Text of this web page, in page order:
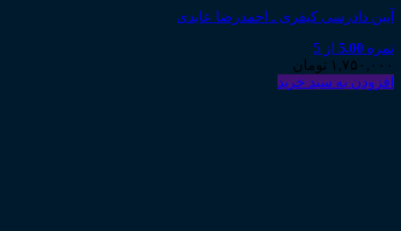
آیین دادرسی کیفری ـ احمدرضا عابدی
نمره 5.00 از 5
۱,۷۵۰,۰۰۰ تومان
افزودن به سبد خرید